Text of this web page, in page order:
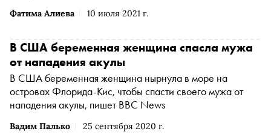
Фатима Алиева 10 июля 2021 г.
Вадим Палько 25 сентября 2020 г.
В США беременная женщина спасла мужа
от нападения акулы
В США беременная женщина нырнула в море на
островах Флорида-Кис, чтобы спасти своего мужа от
нападения акулы, пишет BBC News